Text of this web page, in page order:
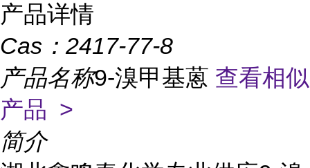
产品详情
Cas： 2417-77-8
产品名称9-溴甲基蒽 查看相似
产品 >
简介